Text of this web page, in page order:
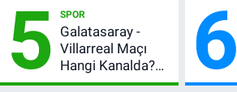
Beklentisi
Değişmedi
5 SPOR
Galatasaray -
Villarreal Maçı
Hangi Kanalda?
Hazırlık Maçı Ne
6